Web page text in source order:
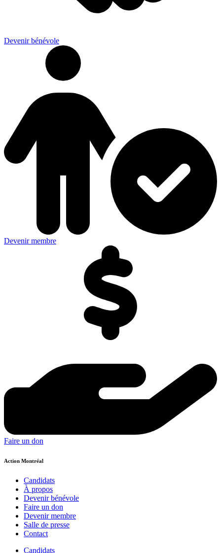
Devenir bénévole
Devenir membre
Faire un don
Action Montréal
Candidats
À propos
Devenir bénévole
Faire un don
Devenir membre
Salle de presse
Contact
Candidats